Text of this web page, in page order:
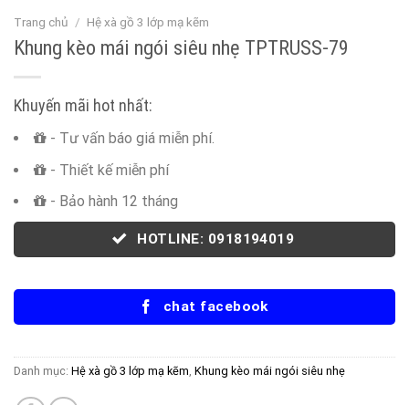
Trang chủ / Hệ xà gồ 3 lớp mạ kẽm
Khung kèo mái ngói siêu nhẹ TPTRUSS-79
Khuyến mãi hot nhất:
- Tư vấn báo giá miễn phí.
- Thiết kế miễn phí
- Bảo hành 12 tháng
HOTLINE: 0918194019
chat facebook
Danh mục: Hệ xà gồ 3 lớp mạ kẽm, Khung kèo mái ngói siêu nhẹ